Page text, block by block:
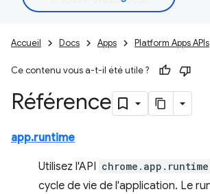
Accueil Docs Apps Platform Apps APIs
Ce contenu vous a-t-il été utile ?
Référence
app.runtime
Utilisez l'API chrome.app.runtime
cycle de vie de l'application. Le